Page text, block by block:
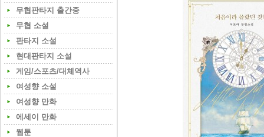
무협판타지 출간중
무협 소설
판타지 소설
현대판타지 소설
게임/스포츠/대체역사
여성향 소설
여성향 만화
에세이 만화
웹툰